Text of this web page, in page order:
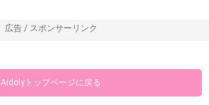
広告 / スポンサーリンク
Aidolyトップページに戻る